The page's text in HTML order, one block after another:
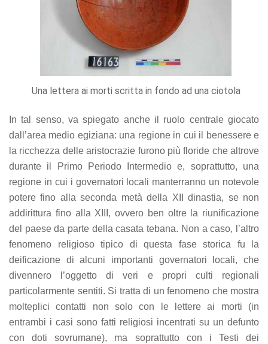
Una lettera ai morti scritta in fondo ad una ciotola
In tal senso, va spiegato anche il ruolo centrale giocato
dall’area medio egiziana: una regione in cui il benessere e
la ricchezza delle aristocrazie furono più floride che altrove
durante il Primo Periodo Intermedio e, soprattutto, una
regione in cui i governatori locali manterranno un notevole
potere fino alla seconda metà della XII dinastia, se non
addirittura fino alla XIII, ovvero ben oltre la riunificazione
del paese da parte della casata tebana. Non a caso, l’altro
fenomeno religioso tipico di questa fase storica fu la
deificazione di alcuni importanti governatori locali, che
divennero l’oggetto di veri e propri culti regionali
particolarmente sentiti. Si tratta di un fenomeno che mostra
molteplici contatti non solo con le lettere ai morti (in
entrambi i casi sono fatti religiosi incentrati su un defunto
con doti sovrumane), ma soprattutto con i Testi dei